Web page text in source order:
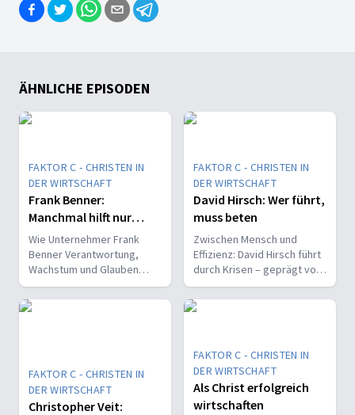
ÄHNLICHE EPISODEN
FAKTOR C - CHRISTEN IN
DER WIRTSCHAFT
Frank Benner:
Manchmal hilft nur
noch Beten
Wie Unternehmer Frank
Benner Verantwortung,
Wachstum und Glauben
verbindet – und warum er
sagt: Manchmal bleibt nur
Beten und Dranbleiben.
FAKTOR C - CHRISTEN IN
DER WIRTSCHAFT
David Hirsch: Wer führt,
muss beten
Zwischen Mensch und
Effizienz: David Hirsch führt
durch Krisen – geprägt von
Glauben, Verantwortung
und der Überzeugung:
Beten gehört dazu.
FAKTOR C - CHRISTEN IN
DER WIRTSCHAFT
Christopher Veit:
FAKTOR C - CHRISTEN IN
DER WIRTSCHAFT
Als Christ erfolgreich
wirtschaften